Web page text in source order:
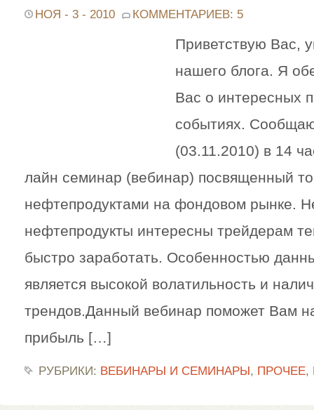
НОЯ - 3 - 2010 КОММЕНТАРИЕВ: 5
Приветствую Вас,
нашего блога. Я
Вас о интересных
событиях.
(03.11.2010) в 14
лайн семинар (вебинар) посвященный
нефтепродуктами на фондовом рынке.
нефтепродукты интересны трейдерам
быстро заработать. Особенностью
является высокой волатильность и
трендов.Данный вебинар поможет Вам
прибыль […]
РУБРИКИ: ВЕБИНАРЫ И СЕМИНАРЫ, ПРОЧЕЕ,